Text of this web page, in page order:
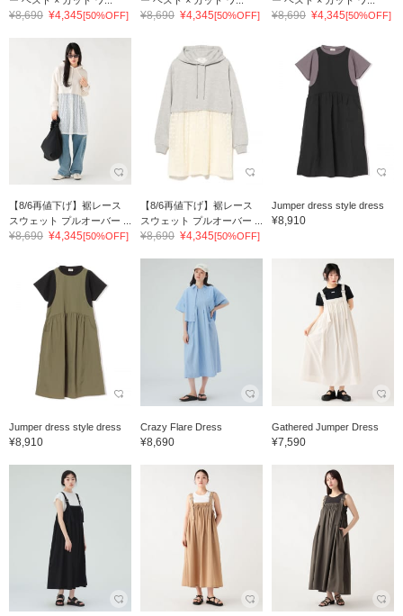
¥8,690 ¥4,345[50%OFF] ¥8,690 ¥4,345[50%OFF] ¥8,690 ¥4,345[50%OFF]
【8/6再値下げ】裾レース
スウェット プルオーバー ...
¥8,690 ¥4,345[50%OFF]
【8/6再値下げ】裾レース
スウェット プルオーバー ...
¥8,690 ¥4,345[50%OFF]
Jumper dress style dress
¥8,910
Jumper dress style dress
¥8,910
Crazy Flare Dress
¥8,690
Gathered Jumper Dress
¥7,590